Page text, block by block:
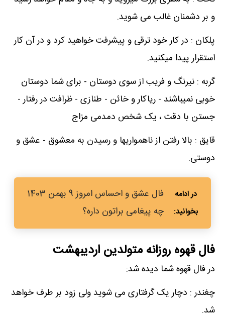
و بر دشمنان غالب می شوید.
پلکان : در کار خود ترقی و پیشرفت خواهید کرد و در آن کار
استقرار پیدا میکنید.
گربه : نیرنگ و فریب از سوی دوستان - برای شما دوستان
خوبی نمیباشند - ریاکار و خائن - طنازی - ظرافت در رفتار -
جستن با دقت ، یک شخص دمدمی مزاج
قایق : بالا رفتن از ناهمواریها و رسیدن به معشوق - عشق و
دوستی.
فال عشق و احساس امروز 9 بهمن 1403
چه پیغامی براتون داره؟
فال قهوه روزانه متولدین اردیبهشت
در فال قهوه شما دیده شد:
چغندر : دچار یک گرفتاری می شوید ولی زود بر طرف خواهد
شد.